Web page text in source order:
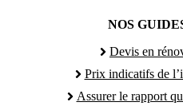
NOS
Devis en
Prix indicatifs de
Assurer le rapport